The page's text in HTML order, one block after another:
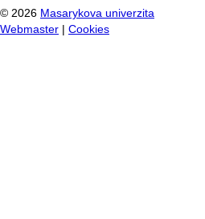
© 2026 Masarykova univerzita
Webmaster
Cookies